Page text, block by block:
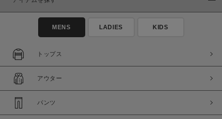
MENS LADIES KIDS
トップス
アウター
パンツ